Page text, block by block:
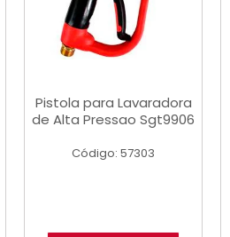
Pistola para Lavaradora
de Alta Pressao Sgt9906
Código: 57303